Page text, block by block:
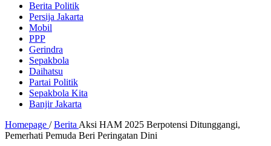
Berita Politik
Persija Jakarta
Mobil
PPP
Gerindra
Sepakbola
Daihatsu
Partai Politik
Sepakbola Kita
Banjir Jakarta
Homepage / Berita Aksi HAM 2025 Berpotensi Ditunggangi,
Pemerhati Pemuda Beri Peringatan Dini